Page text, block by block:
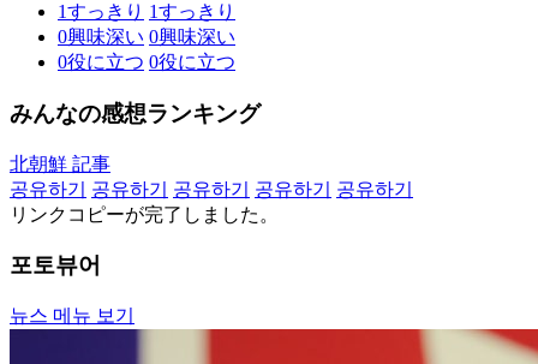
1すっきり 1すっきり
0興味深い 0興味深い
0役に立つ 0役に立つ
みんなの感想ランキング
北朝鮮 記事
공유하기
공유하기 공유하기 공유하기
공유하기
リンクコピーが完了しました。
포토뷰어
뉴스 메뉴 보기